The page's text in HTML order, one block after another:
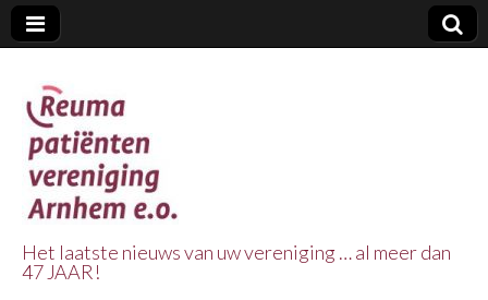
Het laatste nieuws van uw vereniging … al meer dan
47 JAAR!